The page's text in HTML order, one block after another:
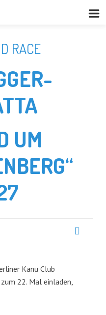
RACE
UM
Kanu Club
zum 22. Mal einladen,